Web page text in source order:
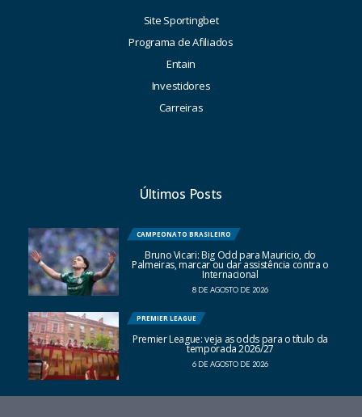
Site Sportingbet
Programa de Afiliados
Entain
Investidores
Carreiras
Últimos Posts
CAMPEONATO BRASILEIRO
Bruno Vicari: Big Odd para Mauricio, do
Palmeiras, marcar ou dar assistência contra o
Internacional
8 DE AGOSTO DE 2026
PREMIER LEAGUE
Premier League: veja as odds para o título da
temporada 2026/27
6 DE AGOSTO DE 2026